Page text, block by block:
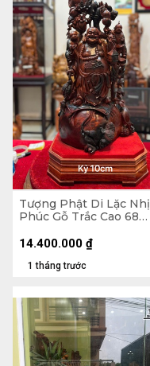
Tượng Phật Di Lặc Nhị
Phúc Gỗ Trắc Cao 68
1 tháng trước
14.400.000 ₫